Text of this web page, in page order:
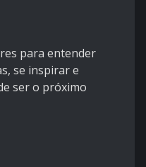
para entender
se inspirar e
ser o próximo